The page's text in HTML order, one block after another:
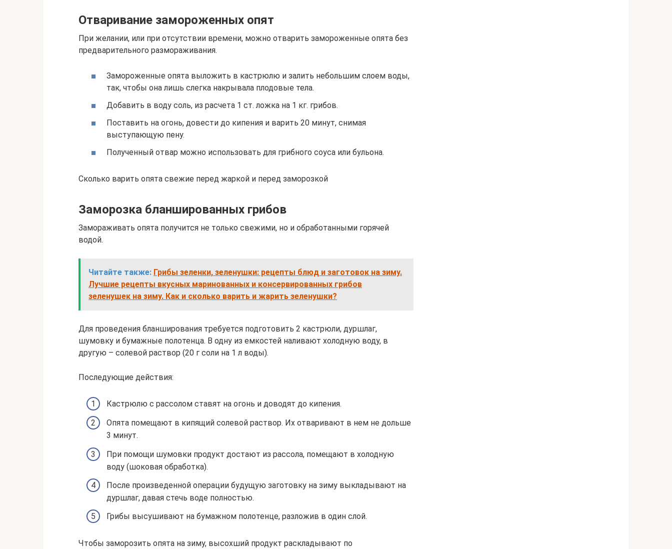
Отваривание замороженных опят
При желании, или при отсутствии времени, можно отварить замороженные опята без
предварительного размораживания.
Замороженные опята выложить в кастрюлю и залить небольшим слоем воды,
так, чтобы она лишь слегка накрывала плодовые тела.
Добавить в воду соль, из расчета 1 ст. ложка на 1 кг. грибов.
Поставить на огонь, довести до кипения и варить 20 минут, снимая
выступающую пену.
Полученный отвар можно использовать для грибного соуса или бульона.
Сколько варить опята свежие перед жаркой и перед заморозкой
Заморозка бланшированных грибов
Замораживать опята получится не только свежими, но и обработанными горячей
водой.
Читайте также: Грибы зеленки, зеленушки: рецепты блюд и заготовок на зиму.
Лучшие рецепты вкусных маринованных и консервированных грибов
зеленушек на зиму. Как и сколько варить и жарить зеленушки?
Для проведения бланширования требуется подготовить 2 кастрюли, дуршлаг,
шумовку и бумажные полотенца. В одну из емкостей наливают холодную воду, в
другую – солевой раствор (20 г соли на 1 л воды).
Последующие действия:
Кастрюлю с рассолом ставят на огонь и доводят до кипения.
Опята помещают в кипящий солевой раствор. Их отваривают в нем не дольше
3 минут.
При помощи шумовки продукт достают из рассола, помещают в холодную
воду (шоковая обработка).
После произведенной операции будущую заготовку на зиму выкладывают на
дуршлаг, давая стечь воде полностью.
Грибы высушивают на бумажном полотенце, разложив в один слой.
Чтобы заморозить опята на зиму, высохший продукт раскладывают по